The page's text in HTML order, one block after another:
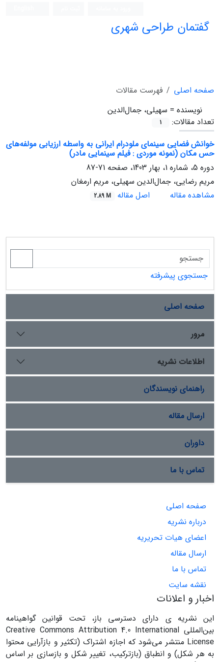
گفتمان طراحی شهری
صفحه اصلی
فهرست مقالات
نویسنده = سهیلی، جمال‌الدین
تعداد مقالات:
1
خوانش فضایی سینمای ملودرام ایرانی به واسطه ارزیابی مولفه‌های
حس مکان (نمونه موردی : فیلم سینمایی مادر)
دوره 5، شماره 1، بهار 1403، صفحه
71-87
مریم رضایی، جمال‌الدین سهیلی، مریم ارمغان
مشاهده مقاله
اصل مقاله 2.89 M
جستجوی پیشرفته
صفحه اصلی
مرور
اطلاعات نشریه
راهنمای نویسندگان
ارسال مقاله
داوران
تماس با ما
صفحه اصلی
درباره نشریه
اعضای هیات تحریریه
ارسال مقاله
تماس با ما
نقشه سایت
اخبار و اعلانات
این نشریه ی دارای دسترسی باز، تحت قوانین گواهینامه
بین‌المللی Creative Commons Attribution 4.0 International
License منتشر می‌شود که اجازه اشتراک (تکثیر و بازآرایی محتوا
به هر شکل) و انطباق (بازترکیب، تغییر شکل و بازسازی بر اساس